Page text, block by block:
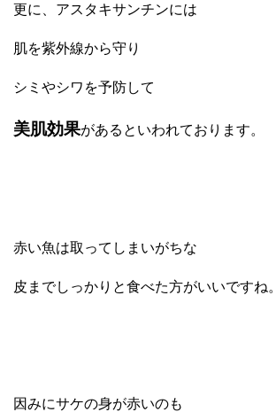
更に、アスタキサンチンには
肌を紫外線から守り
シミやシワを予防して
美肌効果があるといわれております。
赤い魚は取ってしまいがちな
皮までしっかりと食べた方がいいですね。
因みにサケの身が赤いのも